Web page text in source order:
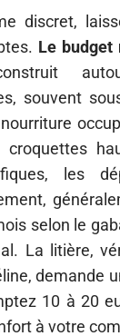
discret,
Le budget
souvent
nourriture
croquettes
les
selon le
La litière,
demande
10 à 20
à votre